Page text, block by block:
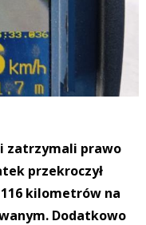
zatrzymali prawo
przekroczył
kilometrów na
Dodatkowo